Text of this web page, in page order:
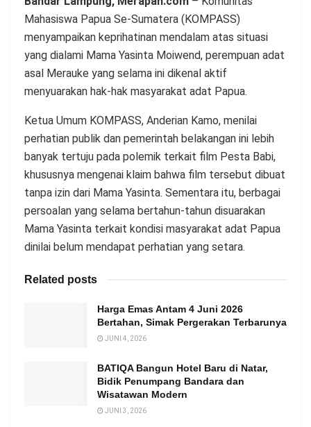
Mahasiswa Papua Se-Sumatera (KOMPASS)
menyampaikan keprihatinan mendalam atas situasi
yang dialami Mama Yasinta Moiwend, perempuan adat
asal Merauke yang selama ini dikenal aktif
menyuarakan hak-hak masyarakat adat Papua.
Ketua Umum KOMPASS, Anderian Kamo, menilai
perhatian publik dan pemerintah belakangan ini lebih
banyak tertuju pada polemik terkait film Pesta Babi,
khususnya mengenai klaim bahwa film tersebut dibuat
tanpa izin dari Mama Yasinta. Sementara itu, berbagai
persoalan yang selama bertahun-tahun disuarakan
Mama Yasinta terkait kondisi masyarakat adat Papua
dinilai belum mendapat perhatian yang setara.
Related posts
Harga Emas Antam 4 Juni 2026
Bertahan, Simak Pergerakan Terbarunya
JUNI 4, 2026
BATIQA Bangun Hotel Baru di Natar,
Bidik Penumpang Bandara dan
Wisatawan Modern
JUNI 3, 2026